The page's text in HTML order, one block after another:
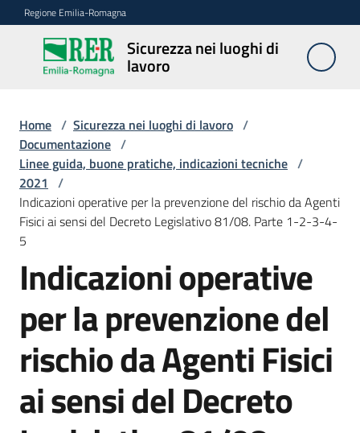
Vai al contenuto
Vai alla navigazione
Vai al footer
Regione Emilia-Romagna
Sicurezza nei luoghi di
lavoro
Sicurezza
nei
lavoro
Notizie
Sicurezza
nelle
costruzioni
Coordinamento
prevenzione
e
vigilanza
Home / Sicurezza nei luoghi di lavoro /
Documentazione /
Linee guida, buone pratiche, indicazioni tecniche /
2021 /
Indicazioni operative per la prevenzione del rischio da Agenti
Fisici ai sensi del Decreto Legislativo 81/08. Parte 1-2-3-4-
5
Indicazioni operative
per la prevenzione del
rischio da Agenti Fisici
ai sensi del Decreto